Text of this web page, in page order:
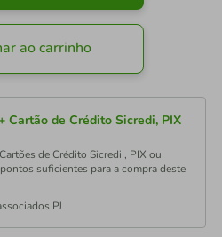
ao carrinho
Cartão de Crédito Sicredi, PIX
de Crédito Sicredi , PIX ou
suficientes para a compra deste
PJ